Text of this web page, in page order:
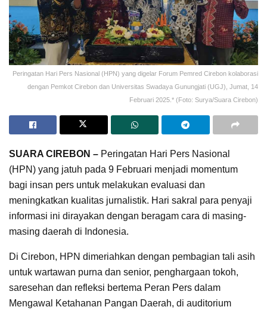
Peringatan Hari Pers Nasional (HPN) yang digelar Forum Pemred Cirebon kolaborasi
dengan Pemkot Cirebon dan Universitas Swadaya Gunungjati (UGJ), Jumat, 14
Februari 2025.* (Foto: Surya/Suara Cirebon)
SUARA CIREBON – Peringatan Hari Pers Nasional
(HPN) yang jatuh pada 9 Februari menjadi momentum
bagi insan pers untuk melakukan evaluasi dan
meningkatkan kualitas jurnalistik. Hari sakral para penyaji
informasi ini dirayakan dengan beragam cara di masing-
masing daerah di Indonesia.
Di Cirebon, HPN dimeriahkan dengan pembagian tali asih
untuk wartawan purna dan senior, penghargaan tokoh,
saresehan dan refleksi bertema Peran Pers dalam
Mengawal Ketahanan Pangan Daerah, di auditorium